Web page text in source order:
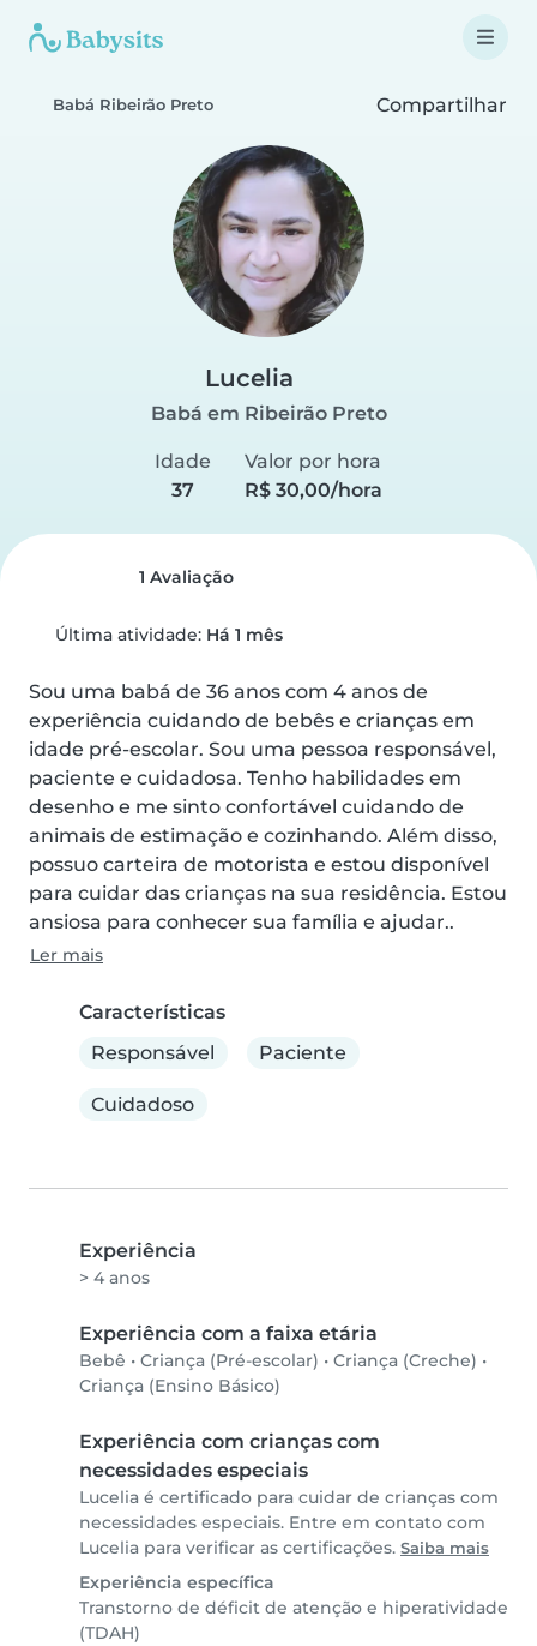
Babá Ribeirão Preto Compartilhar
Lucelia
Babá em Ribeirão Preto
Idade
37
Valor por hora
R$ 30,00/hora
1 Avaliação
Última atividade: Há 1 mês
Sou uma babá de 36 anos com 4 anos de
experiência cuidando de bebês e crianças em
idade pré-escolar. Sou uma pessoa responsável,
paciente e cuidadosa. Tenho habilidades em
desenho e me sinto confortável cuidando de
animais de estimação e cozinhando. Além disso,
possuo carteira de motorista e estou disponível
para cuidar das crianças na sua residência. Estou
ansiosa para conhecer sua família e ajudar..
Ler mais
Características
Responsável
Paciente
Cuidadoso
Experiência
> 4 anos
Experiência com a faixa etária
Bebê • Criança (Pré-escolar) • Criança (Creche) •
Criança (Ensino Básico)
Experiência com crianças com
necessidades especiais
Lucelia é certificado para cuidar de crianças com
necessidades especiais. Entre em contato com
Lucelia para verificar as certificações. Saiba mais
Experiência específica
Transtorno de déficit de atenção e hiperatividade
(TDAH)